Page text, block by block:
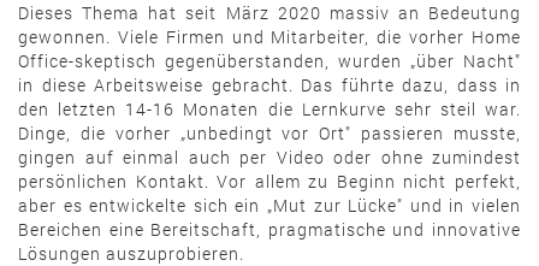
Dieses Thema hat seit März 2020 massiv an Bedeutung
gewonnen. Viele Firmen und Mitarbeiter, die vorher Home
Office-skeptisch gegenüberstanden, wurden „über Nacht"
in diese Arbeitsweise gebracht. Das führte dazu, dass in
den letzten 14-16 Monaten die Lernkurve sehr steil war.
Dinge, die vorher „unbedingt vor Ort" passieren musste,
gingen auf einmal auch per Video oder ohne zumindest
persönlichen Kontakt. Vor allem zu Beginn nicht perfekt,
aber es entwickelte sich ein „Mut zur Lücke" und in vielen
Bereichen eine Bereitschaft, pragmatische und innovative
Lösungen auszuprobieren.